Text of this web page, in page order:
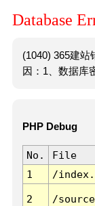
Database
(1040) 365建站
因：1、数据库
PHP Debug
No. File
1
/
2 /